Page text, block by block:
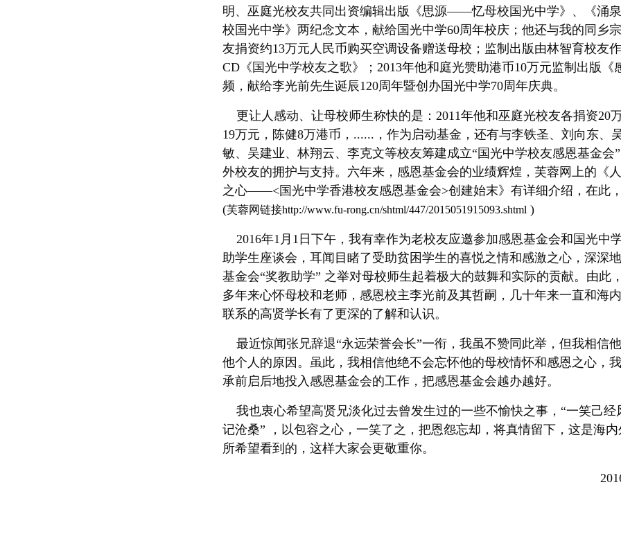
明、巫庭光校友共同出资编辑出版《思源——忆母校国光中学》、《涌
校国光中学》两纪念文本，献给国光中学60周年校庆；他还与我的同乡
友捐资约13万元人民币购买空调设备赠送母校；监制出版由林智育校友
CD《国光中学校友之歌》；2013年他和庭光赞助港币10万元监制出版《
频，献给李光前先生诞辰120周年暨创办国光中学70周年庆典。
更让人感动、让母校师生称快的是：2011年他和巫庭光校友各捐资20
19万元，陈健8万港币，......，作为启动基金，还有与李铁圣、刘向东、
敏、吴建业、林翔云、李克文等校友筹建成立“国光中学校友感恩基金会”
外校友的拥护与支持。六年来，感恩基金会的业绩辉煌，芙蓉网上的《
之心——<国光中学香港校友感恩基金会>创建始末》有详细介绍，在此，
(芙蓉网链接http://www.fu-rong.cn/shtml/447/2015051915093.shtml)
2016年1月1日下午，我有幸作为老校友应邀参加感恩基金会和国光中
助学生座谈会，耳闻目睹了受助贫困学生的喜悦之情和感激之心，深深
基金会“奖教助学” 之举对母校师生起着极大的鼓舞和实际的贡献。由此
多年来心怀母校和老师，感恩校主李光前及其哲嗣，几十年来一直和海
联系的高贤学长有了更深的了解和认识。
最近惊闻张兄辞退“永远荣誉会长”一衔，我虽不赞同此举，但我相信
他个人的原因。虽此，我相信他绝不会忘怀他的母校情怀和感恩之心，
承前启后地投入感恩基金会的工作，把感恩基金会越办越好。
我也衷心希望高贤兄淡化过去曾发生过的一些不愉快之事，“一笑己经
记沧桑” ，以包容之心，一笑了之，把恩怨忘却，将真情留下，这是海
所希望看到的，这样大家会更敬重你。